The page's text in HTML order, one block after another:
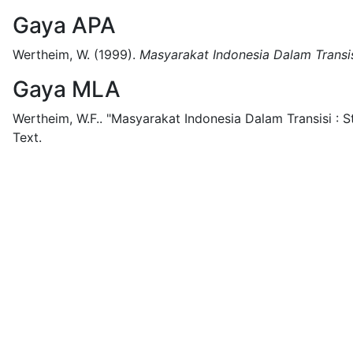
Gaya APA
Wertheim, W. (1999). Masyarakat Indonesia Dalam
Gaya MLA
Wertheim, W.F.. "Masyarakat Indonesia Dalam Transisi :
Text.